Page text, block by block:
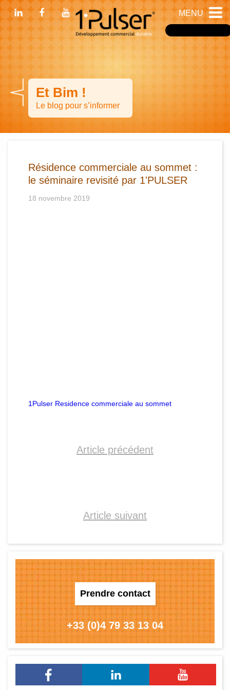
MENU
Et Bim !
Le blog pour s’informer
Résidence commerciale au sommet :
le séminaire revisité par 1'PULSER
18 novembre 2019
1Pulser Residence commerciale au sommet
Article précédent
Article suivant
Prendre contact
+33 (0)4 79 33 13 04